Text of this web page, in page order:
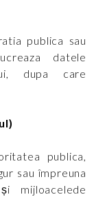
publica sau
datele
dupa care
publica,
sau împreuna
mijloacelede